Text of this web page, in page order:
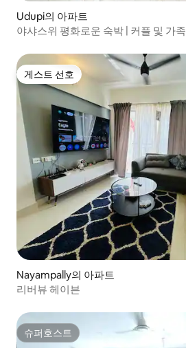
Udupi의 아파트
야샤스위 평화로운 숙박 | 커플 및 가족
게스트 선호
게스트 선호
Nayampally의 아파트
리버뷰 헤이븐
슈퍼호스트
슈퍼호스트